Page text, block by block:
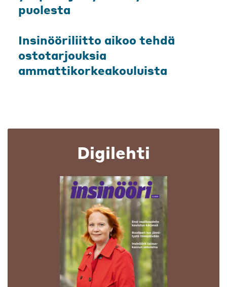
puolesta
Insinööriliitto aikoo tehdä
ostotarjouksia
ammattikorkeakouluista
Digilehti